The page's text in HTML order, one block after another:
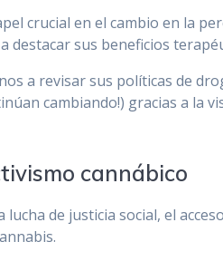
crucial en el cambio en la
destacar sus beneficios
a revisar sus políticas de
cambiando!) gracias a la
cannábico
de justicia social, el